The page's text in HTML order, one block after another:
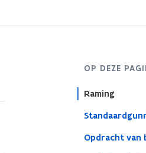
OP DEZE
Raming
Opdracht van